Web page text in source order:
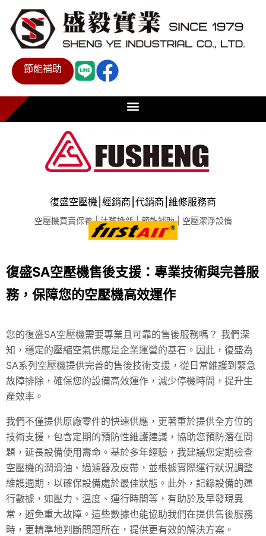
節能補助
復盛空壓機⎮經銷商⎮代銷商⎮維修服務商
空壓機買賣保養 | 汰舊換新 | 節能補助 | 空壓潔淨設備
復盛SA空壓機售後支援：專業技術與完善服
務，保障您的空壓機高效運作
您的復盛SA空壓機需要專業且可靠的售後服務嗎？ 我們深
知，穩定的壓縮空氣供應是企業運營的基石。因此，復盛為
SA系列空壓機提供完善的售後技術支援，從日常維護到緊急
故障排除，確保您的設備高效運作，減少停機時間，提升生
產效率。
我們不僅提供原廠零件的快速供應，更著重於提供全方位的
技術支援，包含定期的預防性維護建議，協助您預防潛在問
題，延長設備使用壽命。基於多年經驗，我建議您定期檢查
空壓機的潤滑油、過濾器及皮帶，並根據實際運行狀況調整
維護週期，以確保設備處於最佳狀態。此外，記錄設備的運
行數據，如壓力、溫度、運行時間等，有助於及早發現異
常，避免重大故障。這些數據也能協助我們在提供售後服務
時，更精準地判斷問題所在，提供更有效的解決方案。